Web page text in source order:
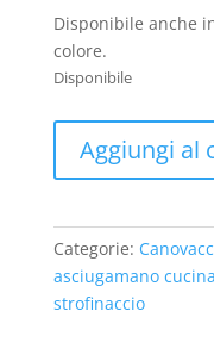
Disponibile anche
colore.
Disponibile
cucina
green"
quantità
Aggiungi al
Categorie:
asciugamano cucina
strofinaccio